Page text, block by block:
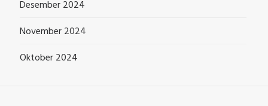
Desember 2024
November 2024
Oktober 2024